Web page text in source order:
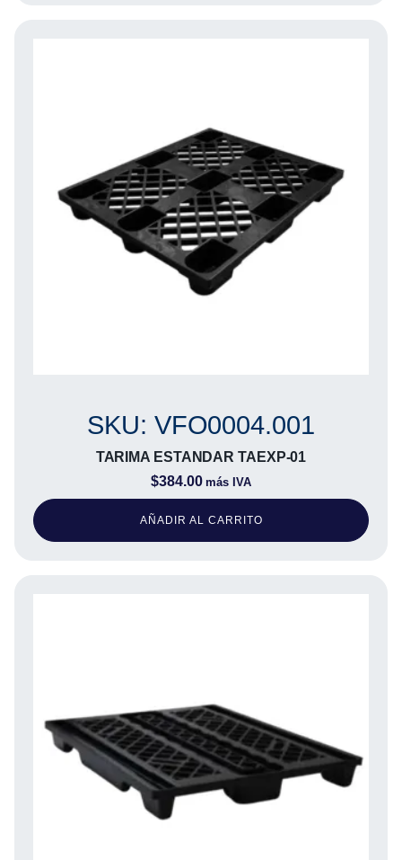
SKU: VFO0004.001
TARIMA ESTANDAR TAEXP-01
$384.00 más IVA
AÑADIR AL CARRITO